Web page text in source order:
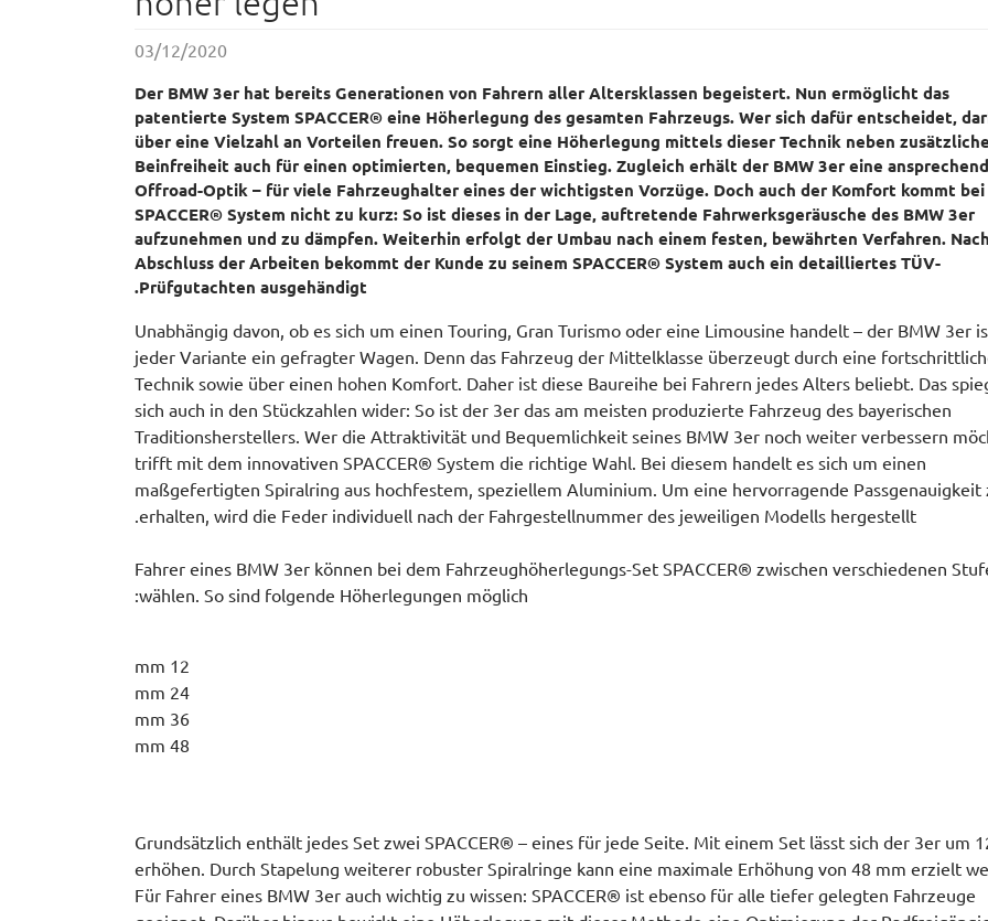
03/12/2020
Der BMW 3er hat bereits Generationen von Fahrern aller Altersklassen begeistert. Nun ermöglicht das
patentierte System SPACCER® eine Höherlegung des gesamten Fahrzeugs. Wer sich dafür entscheidet,
über eine Vielzahl an Vorteilen freuen. So sorgt eine Höherlegung mittels dieser Technik neben
Beinfreiheit auch für einen optimierten, bequemen Einstieg. Zugleich erhält der BMW 3er eine
Offroad-Optik – für viele Fahrzeughalter eines der wichtigsten Vorzüge. Doch auch der Komfort kommt bei
SPACCER® System nicht zu kurz: So ist dieses in der Lage, auftretende Fahrwerksgeräusche des BMW 3er
aufzunehmen und zu dämpfen. Weiterhin erfolgt der Umbau nach einem festen, bewährten Verfahren. Nach
Abschluss der Arbeiten bekommt der Kunde zu seinem SPACCER® System auch ein detailliertes TÜV-
Prüfgutachten ausgehändigt.
Unabhängig davon, ob es sich um einen Touring, Gran Turismo oder eine Limousine handelt – der BMW 3er
jeder Variante ein gefragter Wagen. Denn das Fahrzeug der Mittelklasse überzeugt durch eine
Technik sowie über einen hohen Komfort. Daher ist diese Baureihe bei Fahrern jedes Alters beliebt. Das
sich auch in den Stückzahlen wider: So ist der 3er das am meisten produzierte Fahrzeug des bayerischen
Traditionsherstellers. Wer die Attraktivität und Bequemlichkeit seines BMW 3er noch weiter verbessern
trifft mit dem innovativen SPACCER® System die richtige Wahl. Bei diesem handelt es sich um einen
maßgefertigten Spiralring aus hochfestem, speziellem Aluminium. Um eine hervorragende Passgenauigkeit
erhalten, wird die Feder individuell nach der Fahrgestellnummer des jeweiligen Modells hergestellt.
Fahrer eines BMW 3er können bei dem Fahrzeughöherlegungs-Set SPACCER® zwischen verschiedenen
wählen. So sind folgende Höherlegungen möglich:
12 mm
24 mm
36 mm
48 mm
Grundsätzlich enthält jedes Set zwei SPACCER® – eines für jede Seite. Mit einem Set lässt sich der 3er um
erhöhen. Durch Stapelung weiterer robuster Spiralringe kann eine maximale Erhöhung von 48 mm erzielt
Für Fahrer eines BMW 3er auch wichtig zu wissen: SPACCER® ist ebenso für alle tiefer gelegten Fahrzeuge